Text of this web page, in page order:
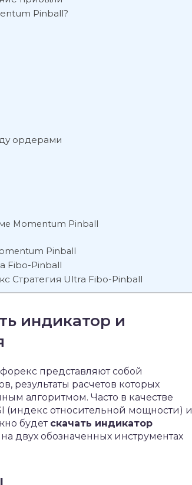
Pinball?
ордерами
Momentum Pinball
Pinball
Fibo-Pinball
Стратегия Ultra Fibo-Pinball
индикатор и
представляют собой
результаты расчетов которых
алгоритмом. Часто в качестве
(индекс относительной мощности) и
будет скачать индикатор
двух обозначенных инструментах